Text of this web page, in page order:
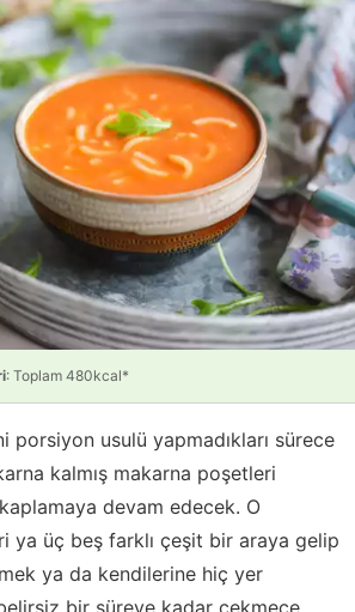
: Toplam 480kcal*
porsiyon usulü yapmadıkları sürece
kalmış makarna poşetleri
devam edecek. O
ya üç beş farklı çeşit bir araya gelip
ya da kendilerine hiç yer
bir süreye kadar çekmece